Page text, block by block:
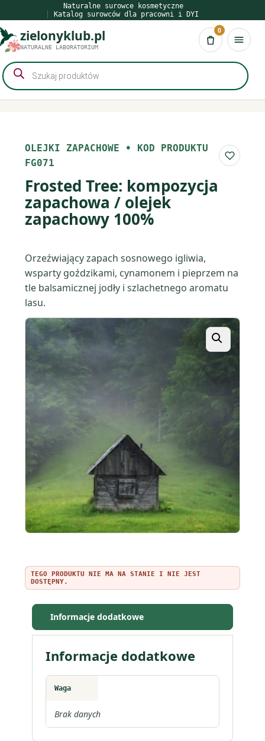
do
treści
Naturalne surowce kosmetyczne
Katalog surowców dla pracowni i DYI
zielonyklub.pl
NATURALNE LABORATORIUM Koszyk
0
Wyszukiwarka
produktów
OLEJKI ZAPACHOWE • KOD PRODUKTU
FG071
Do
Frosted Tree: kompozycja
zapachowa / olejek
zapachowy 100%
Orzeźwiający zapach sosnowego igliwia,
wsparty goździkami, cynamonem i pieprzem na
tle balsamicznej jodły i szlachetnego aromatu
lasu.
TEGO PRODUKTU NIE MA NA STANIE I NIE JEST
DOSTĘPNY.
Informacje dodatkowe
Informacje dodatkowe
Waga
Brak danych